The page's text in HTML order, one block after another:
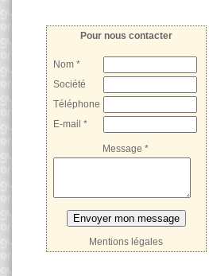
Pour nous contacter
Nom *
Société
Téléphone
E-mail *
Message *
Mentions légales